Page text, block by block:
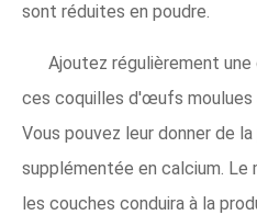
sont réduites en poudre.
Ajoutez régulièrement
ces coquilles d'œufs moulues
Vous pouvez leur donner de
supplémentée en calcium. Le
les couches conduira à la